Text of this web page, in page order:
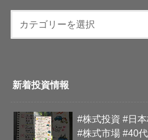
新着投資情報
#株式投資 #日
#株式市場 #40